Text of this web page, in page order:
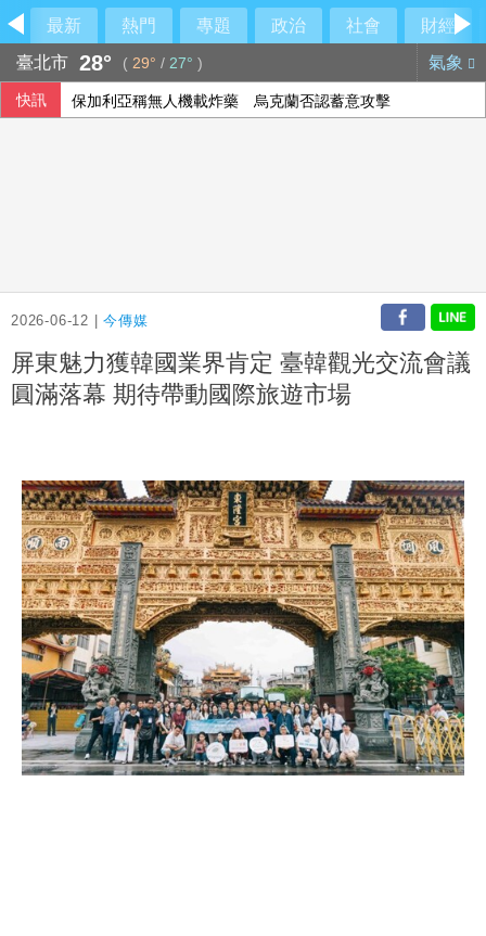
最新 熱門 專題 政治 社會
財經
臺北市 28° ( 29° / 27° ) 氣象
快訊 保加利亞稱無人機載炸藥 烏克蘭否認蓄意攻擊
2026-06-12 |今傳媒
屏東魅力獲韓國業界肯定 臺韓觀光交流會議
圓滿落幕 期待帶動國際旅遊市場